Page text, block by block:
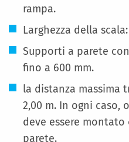
rampa.
Larghezza della
Supporti a parete
fino a 600 mm.
la distanza massima
2,00 m. In ogni caso,
deve essere
parete.